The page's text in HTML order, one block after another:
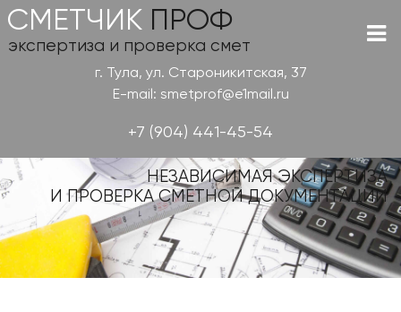
СМЕТЧИК ПРОФ
экспертиза и проверка смет
г. Тула, ул. Староникитская, 37
E-mail: smetprof@e1mail.ru
+7 (904) 441-45-54
НЕЗАВИСИМАЯ ЭКСПЕРТИЗА
И ПРОВЕРКА СМЕТНОЙ ДОКУМЕНТАЦИИ